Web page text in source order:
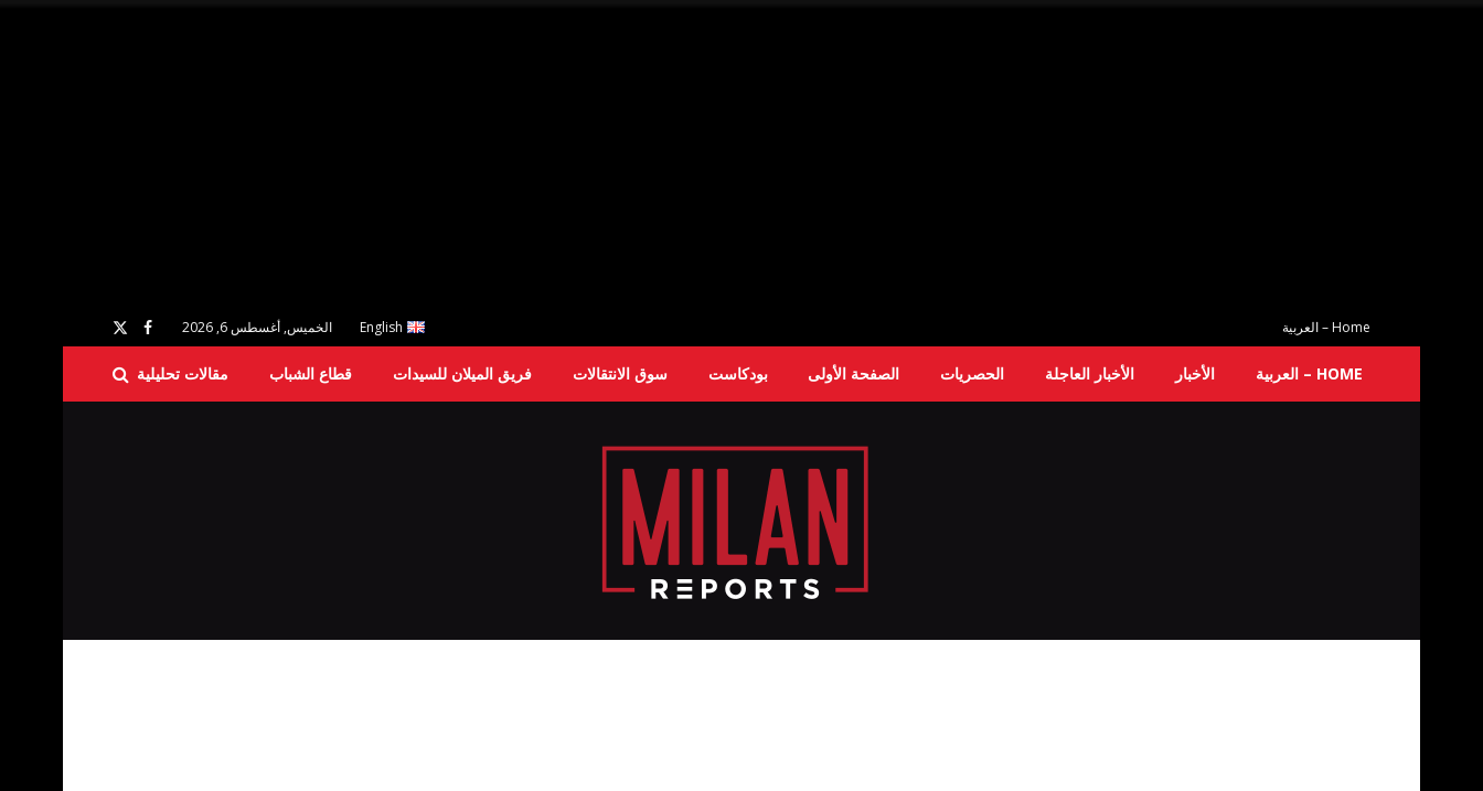
Home – العربية English الخميس, أغسطس 6, 2026
HOME – العربية الأخبار الأخبار العاجلة الحصريات الصفحة الأولى بودكاست سوق الانتقالات فريق الميلان للسيدات قطاع الشباب مقالات تحليلية